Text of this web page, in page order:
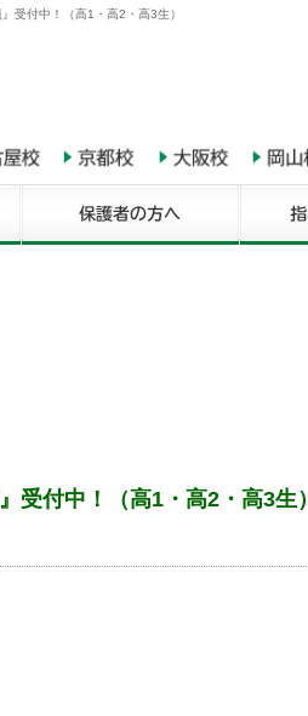
受付中！（高1・高2・高3生）
受付中！（高1・高2・高3生）